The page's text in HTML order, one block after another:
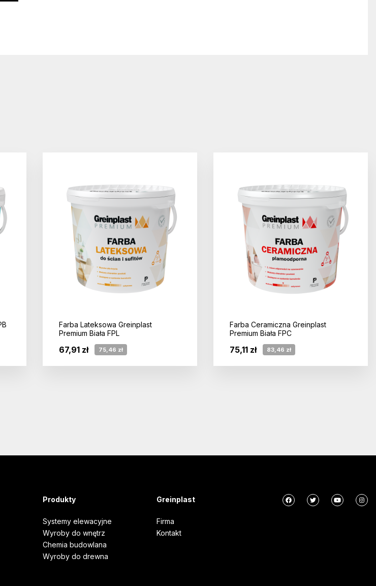
Farba Lateksowa Greinplast
Premium Biała FPL
67,91 zł 75,46 zł
Farba Ceramiczna Greinplast
Premium Biała FPC
75,11 zł 83,46 zł
Produkty
Systemy elewacyjne
Wyroby do wnętrz
Chemia budowlana
Wyroby do drewna
Greinplast
Firma
Kontakt